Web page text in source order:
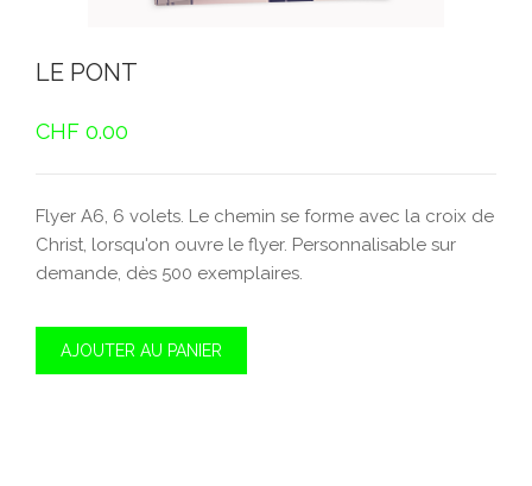
LE PONT
CHF 0.00
Flyer A6, 6 volets. Le chemin se forme avec la croix de
Christ, lorsqu'on ouvre le flyer. Personnalisable sur
demande, dès 500 exemplaires.
AJOUTER AU PANIER